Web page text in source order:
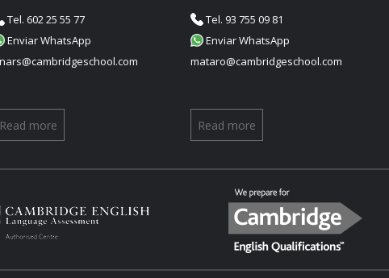
Tel. 602 25 55 77
Enviar WhatsApp
Read more
Tel. 93 755 09 81
Enviar WhatsApp
mataro@cambridgeschool.com
Read more